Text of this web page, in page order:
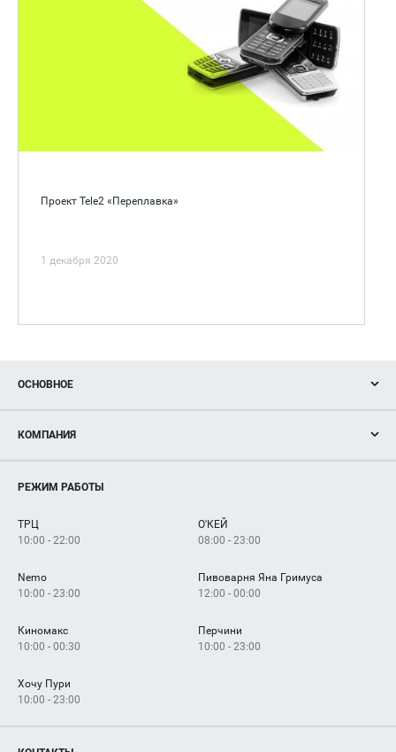
Проект Tele2 «Переплавка»
1 декабря 2020
ОСНОВНОЕ
Новости
Магазины
Услуги
КОМПАНИЯ
Рекламодателям
Как добраться
РЕЖИМ РАБОТЫ
ТРЦ
10:00 - 22:00
О'КЕЙ
08:00 - 23:00
Nemo
10:00 - 23:00
Пивоварня Яна Гримуса
12:00 - 00:00
Киномакс
10:00 - 00:30
Перчини
10:00 - 23:00
Хочу Пури
10:00 - 23:00